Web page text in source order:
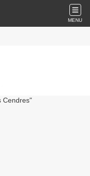
MENU